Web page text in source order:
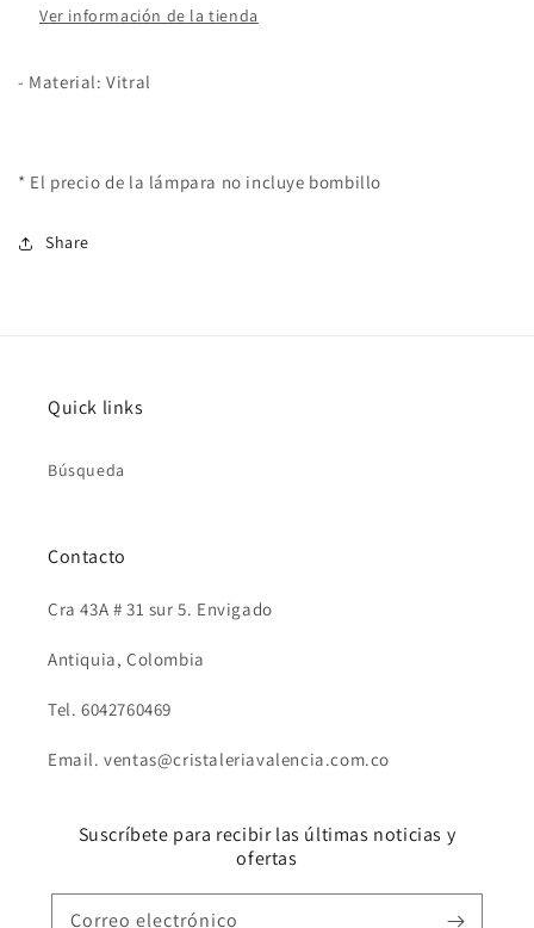
Ver información de la tienda
- Material: Vitral
* El precio de la lámpara no incluye bombillo
Share
Quick links
Búsqueda
Contacto
Cra 43A # 31 sur 5. Envigado
Antiquia, Colombia
Tel. 6042760469
Email. ventas@cristaleriavalencia.com.co
Suscríbete para recibir las últimas noticias y
ofertas
Correo electrónico